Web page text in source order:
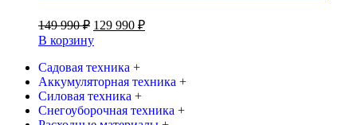
149 990₽ Первоначальная
цена
составляла
149
990 ₽.
129 990 ₽Текущая
В корзину
Садовая техника +
Аккумуляторная техника +
Силовая техника +
Снегоуборочная техника +